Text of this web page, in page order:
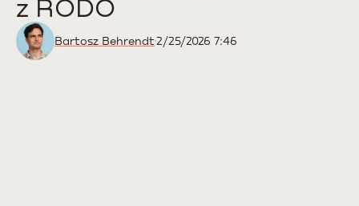
z RODO
Bartosz Behrendt2/25/2026 7:46